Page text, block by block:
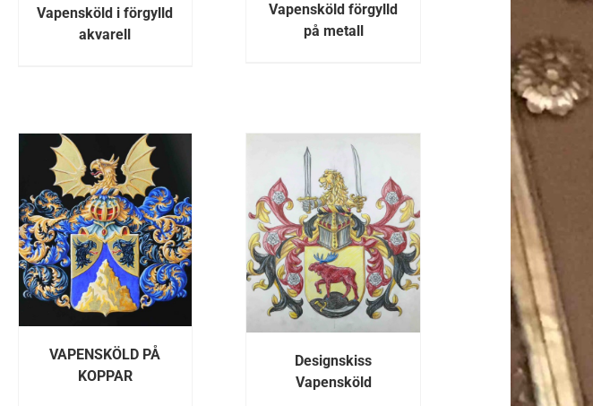
Vapensköld i förgylld
akvarell
Vapensköld förgylld
på metall
VAPENSKÖLD PÅ
KOPPAR
DETALJER
Designskiss
Vapensköld